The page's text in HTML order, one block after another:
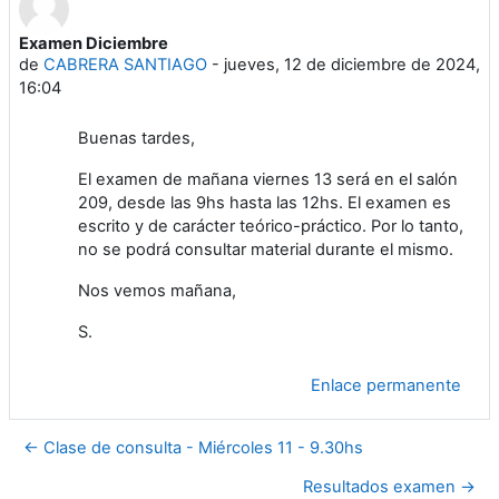
Examen Diciembre
de CABRERA SANTIAGO - jueves, 12 de diciembre de 2024,
16:04
Número de respuestas: 0
Buenas tardes,
El examen de mañana viernes 13 será en el salón
209, desde las 9hs hasta las 12hs. El examen es
escrito y de carácter teórico-práctico. Por lo tanto,
no se podrá consultar material durante el mismo.
Nos vemos mañana,
S.
Enlace permanente
← Clase de consulta - Miércoles 11 - 9.30hs
Resultados examen →